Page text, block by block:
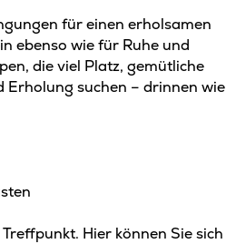
für einen erholsamen
ebenso wie für Ruhe und
die viel Platz, gemütliche
suchen – drinnen wie
Hier können Sie sich